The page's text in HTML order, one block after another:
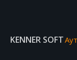
KENNER SOFT